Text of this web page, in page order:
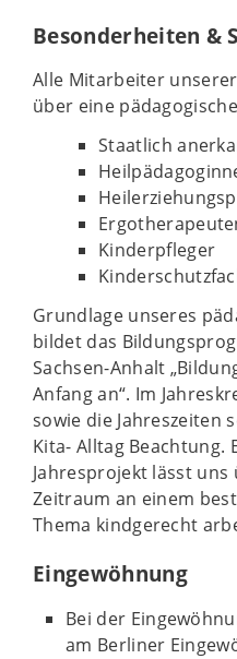
Besonderheiten &
Alle Mitarbeiter
über eine
Staatlich
Kinderpfleger
Grundlage unseres
bildet das
Sachsen-Anhalt
Anfang an“. Im
sowie die Jahreszeiten
Kita- Alltag Beachtung.
Jahresprojekt lässt
Zeitraum an einem
Thema kindgerecht
Eingewöhnung
Bei der
am Berliner